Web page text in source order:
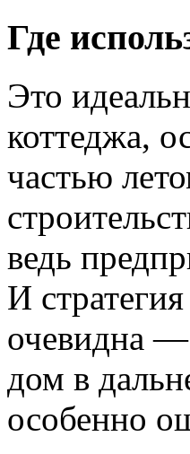
Где
Это
коттеджа,
частью
ведь
И
очевидна —
дом в
особенно